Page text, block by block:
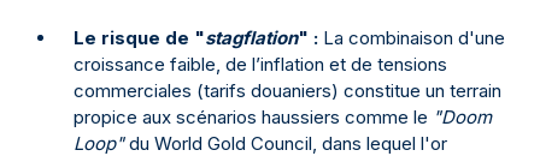
Le risque de "stagflation" : La combinaison d'une
croissance faible, de l’inflation et de tensions
commerciales (tarifs douaniers) constitue un terrain
propice aux scénarios haussiers comme le "Doom
Loop"du World Gold Council, dans lequel l'or